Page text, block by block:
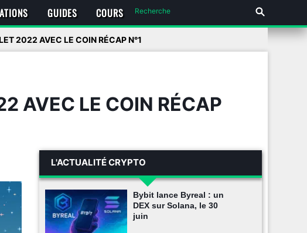
GUIDES COURS
2022 AVEC LE COIN RÉCAP N°1
AVEC LE COIN RÉCAP
L'ACTUALITÉ CRYPTO
Bybit lance Byreal : un
DEX sur Solana, le 30
juin